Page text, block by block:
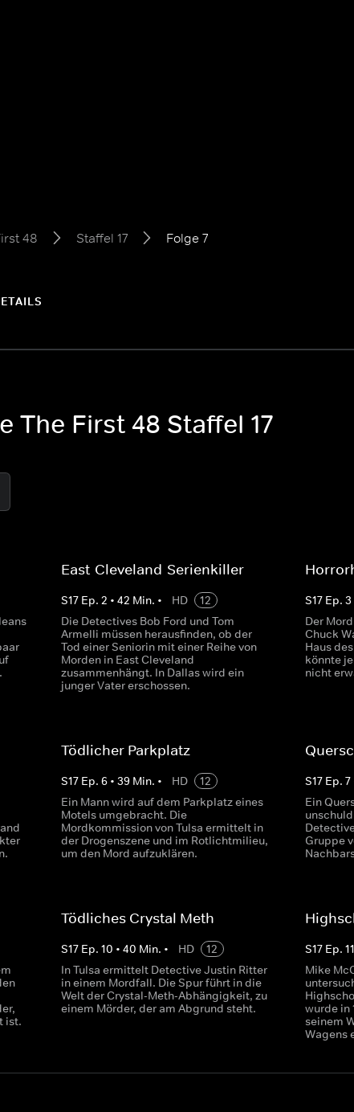
48 Staffel 17 Folge 7
The First 48 Staffel 17
East-Cleveland-Serienkiller
S17 Ep.2 •42 Min. • HD
12
Die Detectives Bob Ford und Tom
Armelli müssen herausfinden, ob der
Tod einer Seniorin mit einer Reihe von
Morden in East Cleveland
zusammenhängt. In Dallas wird ein
junger Vater erschossen.
S17 Ep. 3
Der
Chuck
Haus
könnte
nicht
Tödlicher Parkplatz
S17 Ep.6 •39 Min. • HD
12
Ein Mann wird auf dem Parkplatz eines
Motels umgebracht. Die
Mordkommission von Tulsa ermittelt in
der Drogenszene und im Rotlichtmilieu,
um den Mord aufzuklären.
S17 Ep. 7
Ein
Gruppe
ist.
Tödliches Crystal Meth
S17 Ep.10 •40 Min. • HD
12
In Tulsa ermittelt Detective Justin Ritter
in einem Mordfall. Die Spur führt in die
Welt der Crystal-Meth-Abhängigkeit, zu
einem Mörder, der am Abgrund steht.
S17 Ep. 11
Mike
wurde in
seinem
Wagens